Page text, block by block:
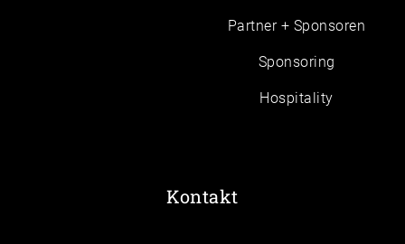
Partner + Sponsoren
Sponsoring
Hospitality
Kontakt